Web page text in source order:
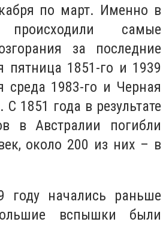
по март. Именно в
самые
за последние
пятница 1851-го и 1939
среда 1983-го и Черная
С 1851 года в результате
в Австралии погибли
около 200 из них – в
году начались раньше
вспышки были